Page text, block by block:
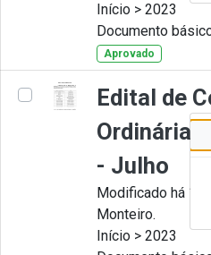
Início > 2023
Documento
Aprovado
Edital de
Ordinária
- Julho
Modificado há 11
Monteiro.
Início > 2023